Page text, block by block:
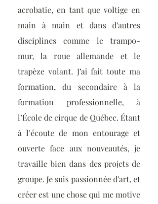
acrobatie, en tant que voltige en
main à main et dans d’autres
disciplines comme le trampo-
mur, la roue allemande et le
trapèze volant. J’ai fait toute ma
formation, du secondaire à la
formation professionnelle, à
l’École de cirque de Québec. Étant
à l’écoute de mon entourage et
ouverte face aux nouveautés, je
travaille bien dans des projets de
groupe. Je suis passionnée d’art, et
créer est une chose qui me motive